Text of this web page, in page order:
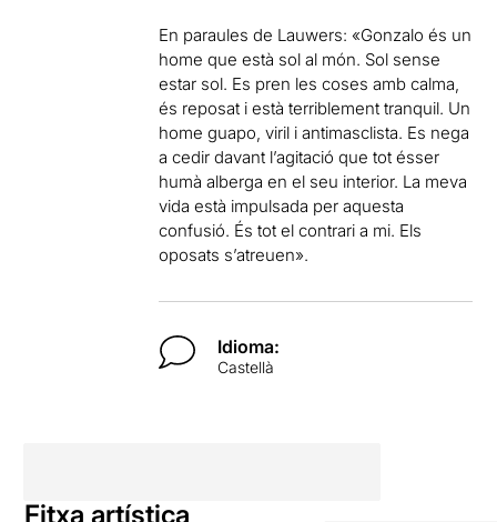
En paraules de Lauwers: «Gonzalo és un
home que està sol al món. Sol sense
estar sol. Es pren les coses amb calma,
és reposat i està terriblement tranquil. Un
home guapo, viril i antimasclista. Es nega
a cedir davant l’agitació que tot ésser
humà alberga en el seu interior. La meva
vida està impulsada per aquesta
confusió. És tot el contrari a mi. Els
oposats s’atreuen».
Idioma:
Castellà
Fitxa artística